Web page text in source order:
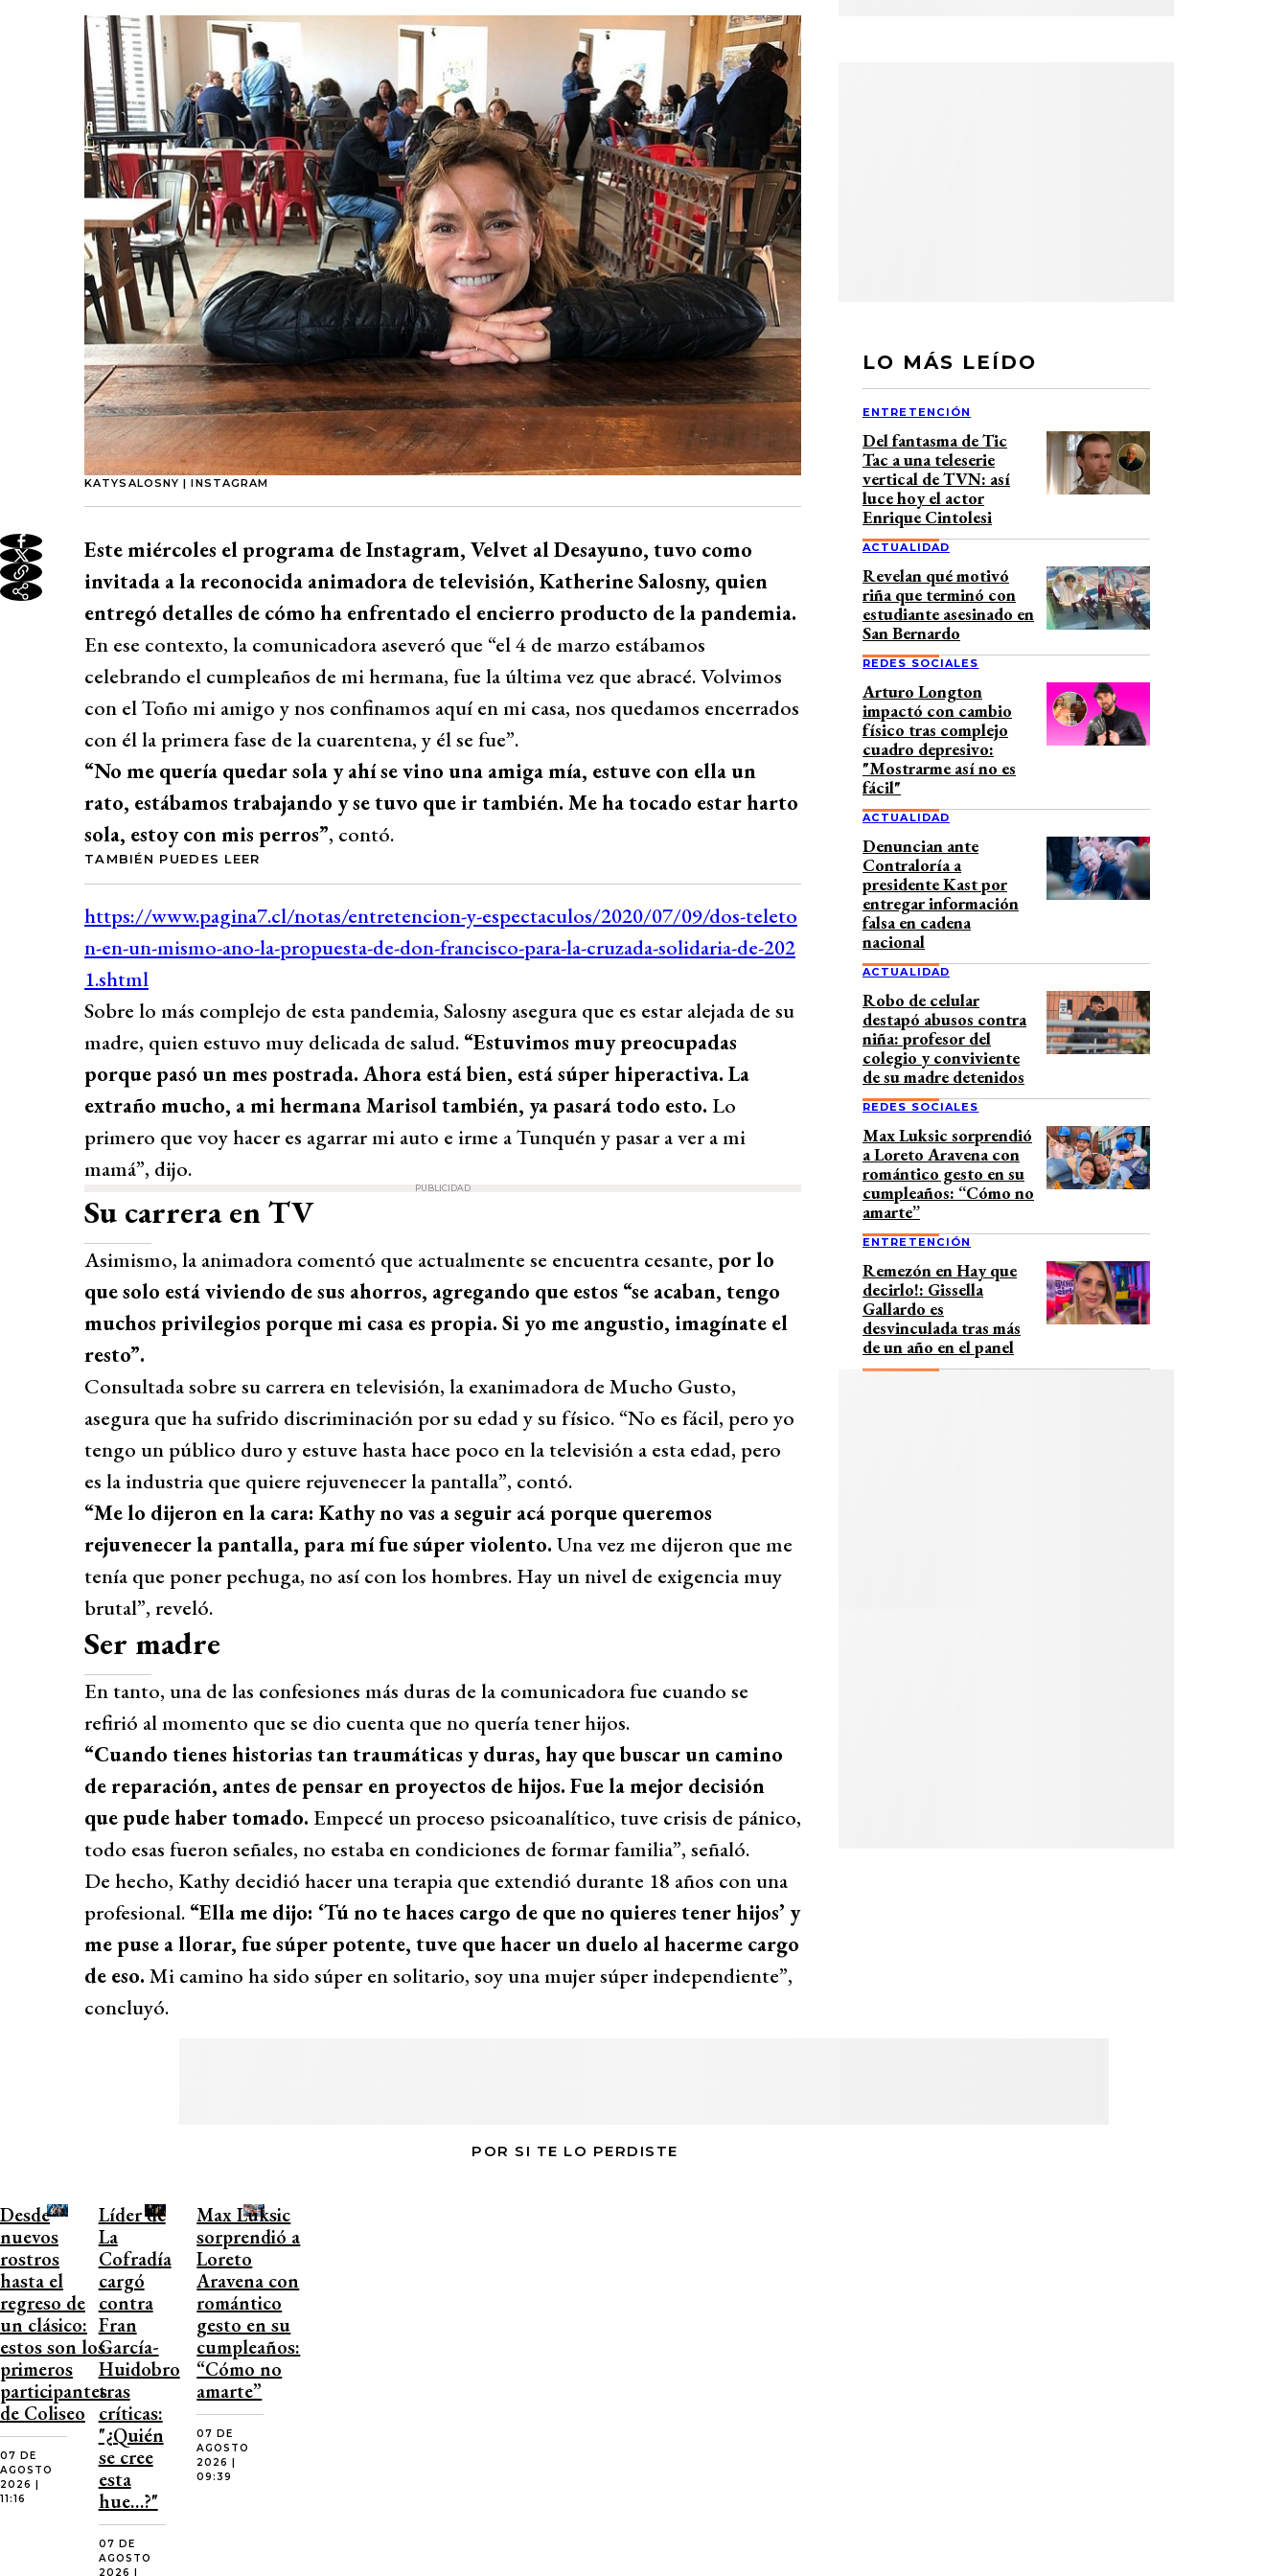
KATYSALOSNY | INSTAGRAM
Este miércoles el programa de Instagram, Velvet al Desayuno, tuvo como
invitada a la reconocida animadora de televisión, Katherine Salosny, quien
entregó detalles de cómo ha enfrentado el encierro producto de la pandemia.
En ese contexto, la comunicadora aseveró que “el 4 de marzo estábamos
celebrando el cumpleaños de mi hermana, fue la última vez que abracé. Volvimos
con el Toño mi amigo y nos confinamos aquí en mi casa, nos quedamos encerrados
con él la primera fase de la cuarentena, y él se fue”.
“No me quería quedar sola y ahí se vino una amiga mía, estuve con ella un
rato, estábamos trabajando y se tuvo que ir también. Me ha tocado estar harto
sola, estoy con mis perros”, contó.
TAMBIÉN PUEDES LEER
Sobre lo más complejo de esta pandemia, Salosny asegura que es estar alejada de su
madre, quien estuvo muy delicada de salud. “Estuvimos muy preocupadas
porque pasó un mes postrada. Ahora está bien, está súper hiperactiva. La
extraño mucho, a mi hermana Marisol también, ya pasará todo esto. Lo
primero que voy hacer es agarrar mi auto e irme a Tunquén y pasar a ver a mi
mamá”, dijo.
PUBLICIDAD
Su carrera en TV
Asimismo, la animadora comentó que actualmente se encuentra cesante, por lo
que solo está viviendo de sus ahorros, agregando que estos “se acaban, tengo
muchos privilegios porque mi casa es propia. Si yo me angustio, imagínate el
resto”.
Consultada sobre su carrera en televisión, la exanimadora de Mucho Gusto,
asegura que ha sufrido discriminación por su edad y su físico. “No es fácil, pero yo
tengo un público duro y estuve hasta hace poco en la televisión a esta edad, pero
es la industria que quiere rejuvenecer la pantalla”, contó.
“Me lo dijeron en la cara: Kathy no vas a seguir acá porque queremos
rejuvenecer la pantalla, para mí fue súper violento. Una vez me dijeron que me
tenía que poner pechuga, no así con los hombres. Hay un nivel de exigencia muy
brutal”, reveló.
Ser madre
En tanto, una de las confesiones más duras de la comunicadora fue cuando se
refirió al momento que se dio cuenta que no quería tener hijos.
“Cuando tienes historias tan traumáticas y duras, hay que buscar un camino
de reparación, antes de pensar en proyectos de hijos. Fue la mejor decisión
que pude haber tomado. Empecé un proceso psicoanalítico, tuve crisis de pánico,
todo esas fueron señales, no estaba en condiciones de formar familia”, señaló.
De hecho, Kathy decidió hacer una terapia que extendió durante 18 años con una
profesional. “Ella me dijo: ‘Tú no te haces cargo de que no quieres tener hijos’ y
me puse a llorar, fue súper potente, tuve que hacer un duelo al hacerme cargo
de eso. Mi camino ha sido súper en solitario, soy una mujer súper independiente”,
concluyó.
LO MÁS LEÍDO
ENTRETENCIÓN
Del fantasma de Tic
Tac a una teleserie
vertical de TVN: así
luce hoy el actor
Enrique Cintolesi
ACTUALIDAD
Revelan qué motivó
riña que terminó con
estudiante asesinado en
San Bernardo
REDES SOCIALES
Arturo Longton
impactó con cambio
físico tras complejo
cuadro depresivo:
"Mostrarme así no es
fácil"
ACTUALIDAD
Denuncian ante
Contraloría a
presidente Kast por
entregar información
falsa en cadena
nacional
ACTUALIDAD
Robo de celular
destapó abusos contra
niña: profesor del
colegio y conviviente
de su madre detenidos
REDES SOCIALES
Max Luksic sorprendió
a Loreto Aravena con
romántico gesto en su
cumpleaños: “Cómo no
amarte”
ENTRETENCIÓN
Remezón en Hay que
decirlo!: Gissella
Gallardo es
desvinculada tras más
de un año en el panel
POR SI TE LO PERDISTE
Desde
nuevos
rostros
hasta el
regreso de
un clásico:
estos son los
primeros
participantes
de Coliseo
07 DE
AGOSTO
2026 |
11:16
Líder de
La
Cofradía
cargó
contra
Fran
García-
Huidobro
tras
críticas:
"¿Quién
se cree
esta
hue…?"
07 DE
AGOSTO
2026 |
Max Luksic
sorprendió a
Loreto
Aravena con
romántico
gesto en su
cumpleaños:
“Cómo no
amarte”
07 DE
AGOSTO
2026 |
09:39